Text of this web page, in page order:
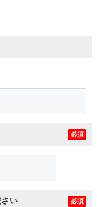
必須
い 必須